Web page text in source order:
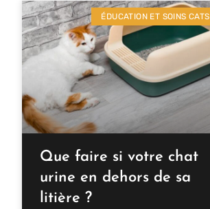
ÉDUCATION ET SOINS CATS
Que faire si votre chat
urine en dehors de sa
litière ?